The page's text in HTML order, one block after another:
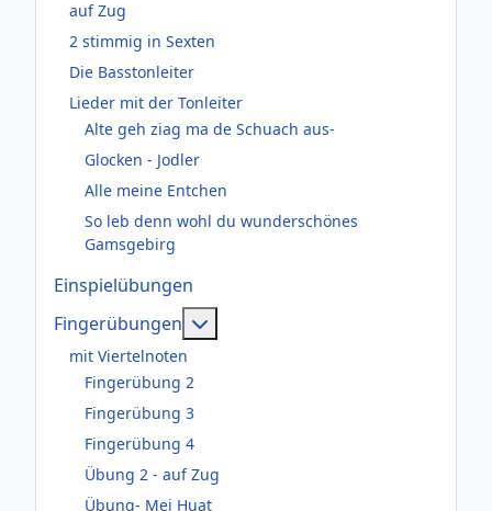
auf Zug
2 stimmig in Sexten
Die Basstonleiter
Lieder mit der Tonleiter
Alte geh ziag ma de Schuach aus-
Glocken - Jodler
Alle meine Entchen
So leb denn wohl du wunderschönes
Gamsgebirg
Einspielübungen
Fingerübungen
mit Viertelnoten
Fingerübung 2
Fingerübung 3
Fingerübung 4
Übung 2 - auf Zug
Übung- Mei Huat